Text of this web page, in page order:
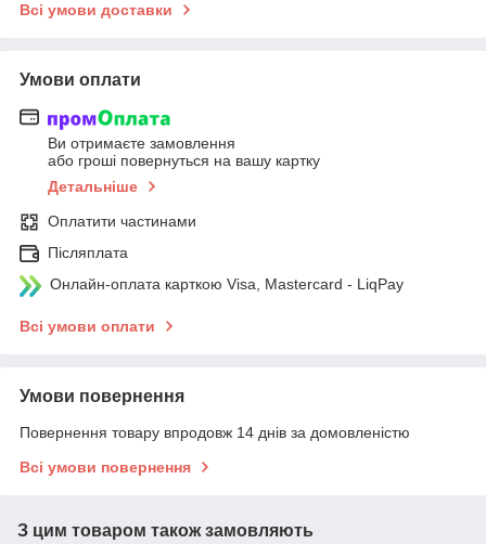
Всі умови доставки
Умови оплати
Ви отримаєте замовлення
або гроші повернуться на вашу картку
Детальніше
Оплатити частинами
Післяплата
Онлайн-оплата карткою Visa, Mastercard - LiqPay
Всі умови оплати
Умови повернення
Повернення товару впродовж 14 днів за домовленістю
Всі умови повернення
З цим товаром також замовляють